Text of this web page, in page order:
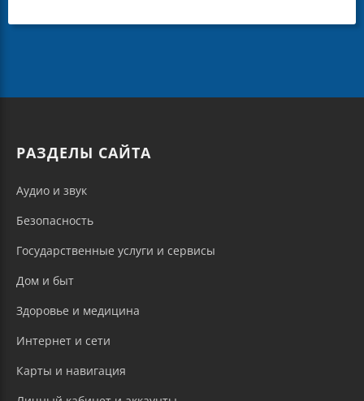
РАЗДЕЛЫ САЙТА
Аудио и звук
Безопасность
Государственные услуги и сервисы
Дом и быт
Здоровье и медицина
Интернет и сети
Карты и навигация